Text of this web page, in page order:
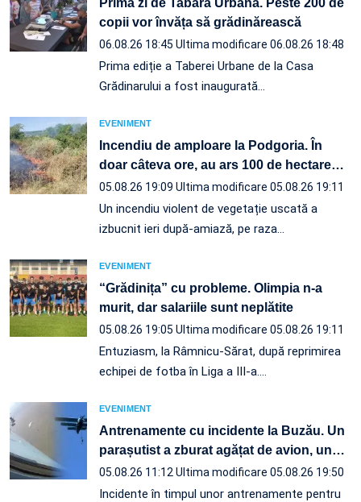
copii vor învăța să grădinărească
06.08.26 18:45 Ultima modificare 06.08.26 18:48
Prima ediție a Taberei Urbane de la Casa
Grădinarului a fost inaugurată…
EVENIMENT
Incendiu de amploare la Podgoria. În
doar câteva ore, au ars 100 de hectare…
05.08.26 19:09 Ultima modificare 05.08.26 19:11
Un incendiu violent de vegetație uscată a
izbucnit ieri după-amiază, pe raza…
EVENIMENT
“Grădinița” cu probleme. Olimpia n-a
murit, dar salariile sunt neplătite
05.08.26 19:05 Ultima modificare 05.08.26 19:11
Entuziasm, la Râmnicu-Sărat, după reprimirea
echipei de fotba în Liga a III-a.…
EVENIMENT
Antrenamente cu incidente la Buzău. Un
parașutist a zburat agățat de avion, un…
05.08.26 11:12 Ultima modificare 05.08.26 19:50
Incidente în timpul unor antrenamente pentru